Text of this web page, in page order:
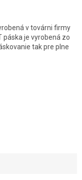
v továrni firmy
páska je vyrobená zo
tak pre plne